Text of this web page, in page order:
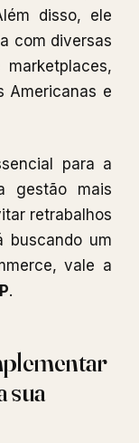
disso, ele
com diversas
Americanas e
para a
gestão mais
retrabalhos
buscando um
vale a
.
sua